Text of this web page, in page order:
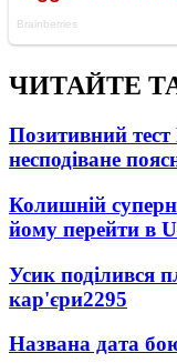
ЧИТАЙТЕ
Позитивний
несподіване
Колишній
йому перейти в
Усик поділився
кар'єри2295
Названа дата